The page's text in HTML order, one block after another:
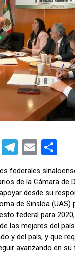
X
T
el
e
gr
a
m
E
m
ail m
p
ar
tir
federales
de la Cámara de
desde su
de Sinaloa (UAS)
federal para
las mejores del
y del país, y que
avanzando en su